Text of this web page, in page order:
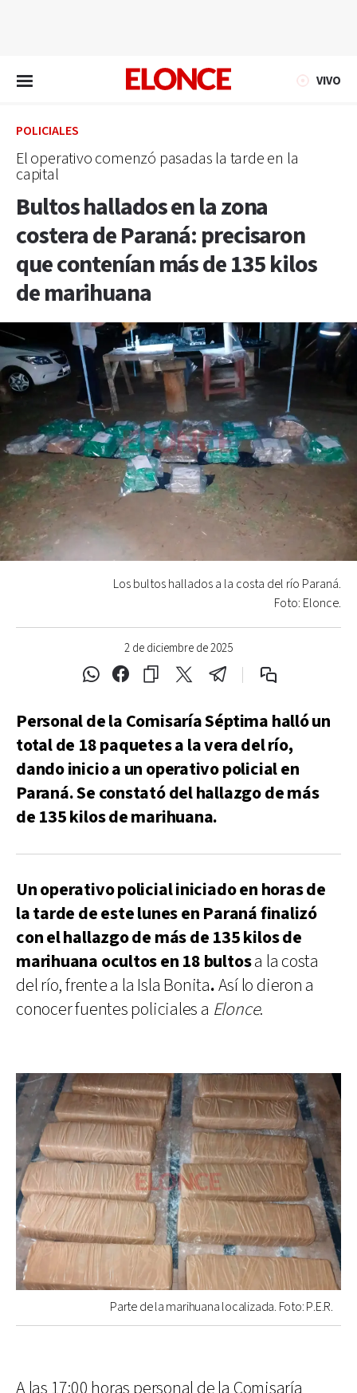
VIVO
POLICIALES
El operativo comenzó pasadas la tarde en la
capital
Bultos hallados en la zona
costera de Paraná: precisaron
que contenían más de 135 kilos
de marihuana
2 de diciembre de 2025
Los bultos hallados a la costa del río Paraná.
Foto: Elonce.
Personal de la Comisaría Séptima halló un
total de 18 paquetes a la vera del río,
dando inicio a un operativo policial en
Paraná. Se constató del hallazgo de más
de 135 kilos de marihuana.
Un operativo policial iniciado en horas de
la tarde de este lunes en Paraná finalizó
con el hallazgo de más de 135 kilos de
marihuana ocultos en 18 bultosa la costa
del río, frente a la Isla Bonita.Así lo dieron a
conocer fuentes policiales a Elonce.
Parte de la marihuana localizada. Foto: P.E.R.
A las 17:00 horas personal de la Comisaría